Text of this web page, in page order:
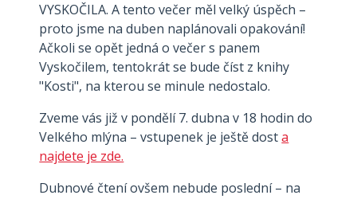
VYSKOČILA. A tento večer měl velký úspěch –
proto jsme na duben naplánovali opakování!
Ačkoli se opět jedná o večer s panem
Vyskočilem, tentokrát se bude číst z knihy
"Kosti", na kterou se minule nedostalo.
Zveme vás již v pondělí 7. dubna v 18 hodin do
Velkého mlýna – vstupenek je ještě dosta
najdete je zde.
Dubnové čtení ovšem nebude poslední – na